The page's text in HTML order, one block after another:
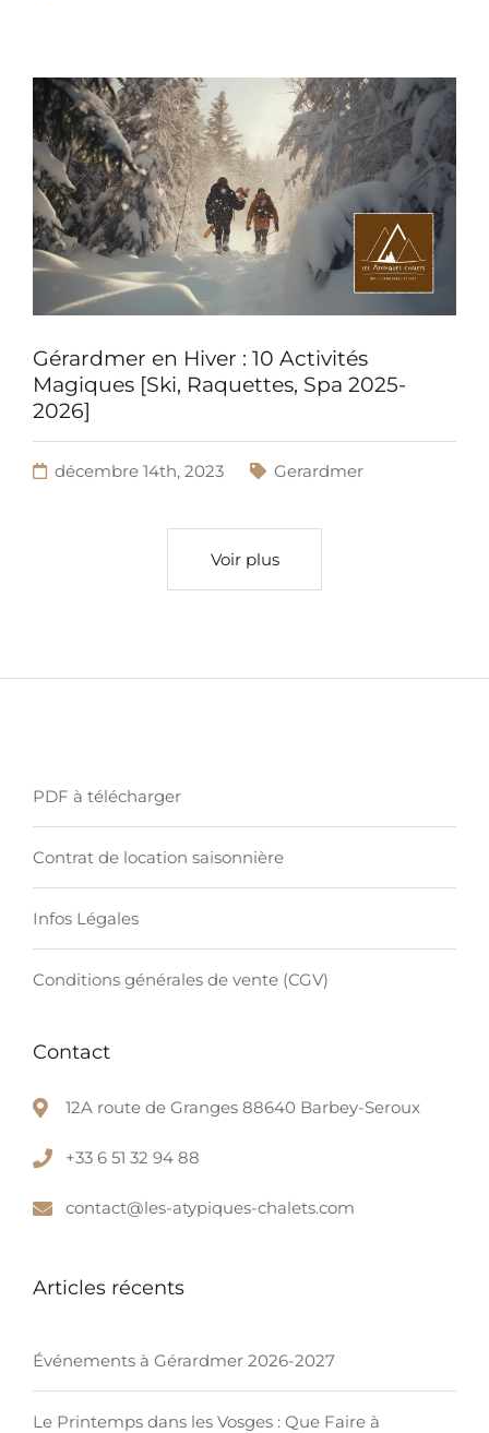
Gérardmer en Hiver : 10 Activités
Magiques [Ski, Raquettes, Spa 2025-
2026]
décembre 14th, 2023 Gerardmer
Voir plus
PDF à télécharger
Contrat de location saisonnière
Infos Légales
Conditions générales de vente (CGV)
Contact
12A route de Granges 88640 Barbey-Seroux
+33 6 51 32 94 88
contact@les-atypiques-chalets.com
Articles récents
Événements à Gérardmer 2026-2027
Le Printemps dans les Vosges : Que Faire à